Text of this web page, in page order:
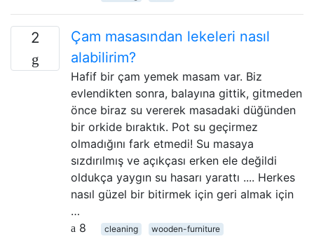
2
Çam masasından lekeleri nasıl
alabilirim?
Hafif bir çam yemek masam var. Biz
evlendikten sonra, balayına gittik, gitmeden
önce biraz su vererek masadaki düğünden
bir orkide bıraktık. Pot su geçirmez
olmadığını fark etmedi! Su masaya
sızdırılmış ve açıkçası erken ele değildi
oldukça yaygın su hasarı yarattı .... Herkes
nasıl güzel bir bitirmek için geri almak için
…
8
cleaning wooden-furniture